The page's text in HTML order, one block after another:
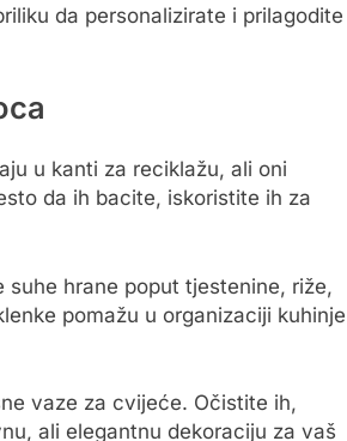
da personalizirate i prilagodite
u kanti za reciklažu, ali oni
da ih bacite, iskoristite ih za
suhe hrane poput tjestenine, riže,
pomažu u organizaciji kuhinje
vaze za cvijeće. Očistite ih,
ali elegantnu dekoraciju za vaš